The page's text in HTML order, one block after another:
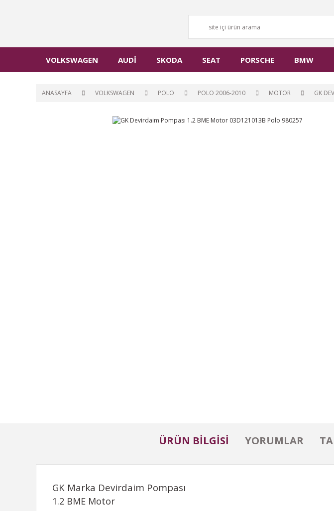
VOLKSWAGEN AUDİ SKODA SEAT PORSCHE BMW
ANASAYFA VOLKSWAGEN POLO POLO 2006-2010 MOTOR GK
ÜRÜN BILGISI YORUMLAR
GK Marka Devirdaim Pompası
1.2 BME Motor